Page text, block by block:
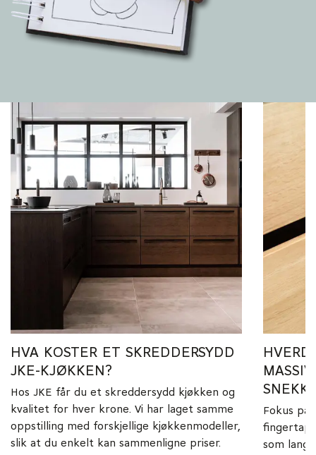
HVA KOSTER ET SKREDDERSYDD
JKE-KJØKKEN?
Hos JKE får du et skreddersydd kjøkken og
kvalitet for hver krone. Vi har laget samme
oppstilling med forskjellige kjøkkenmodeller,
slik at du enkelt kan sammenligne priser.
Fokus på
som